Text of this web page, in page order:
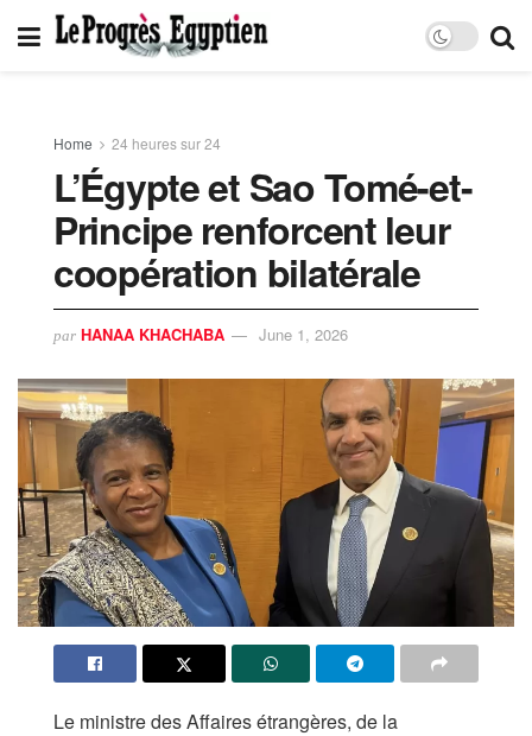
Home 24 heures sur 24
L’Égypte et Sao Tomé-et-
Principe renforcent leur
coopération bilatérale
par HANAA KHACHABA June 1, 2026
Le ministre des Affaires étrangères, de la